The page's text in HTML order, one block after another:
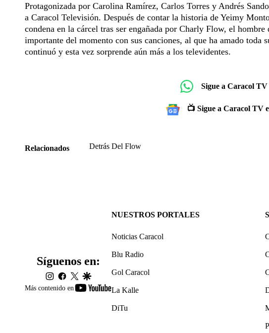
Protagonizada por Carolina Ramírez, Carlos Torres y Andrés
a Caracol Televisión. Después de contar la historia de Yeimy
condena en la cárcel tras ser engañada por Charly Flow, el
importante del momento con sus canciones, al que ha amado toda
continuó y esta vez sorprende aún más a los televidentes.
Sigue a Caracol
📺 Sigue a Caracol TV
Relacionados Detrás Del Flow
Más contenido en
youtube-
Síguenos en:
instagram
facebook
twittergoogle
NUESTROS PORTALES
Noticias Caracol
Blu Radio
Gol Caracol
La Kalle
DiTu